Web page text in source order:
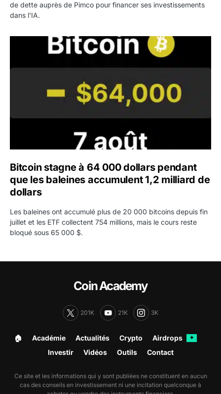
de dette auprès de Pimco pour financer ses investissements
dans l'IA.
Bitcoin stagne à 64 000 dollars pendant que les
Bitcoin stagne à 64 000 dollars pendant
que les baleines accumulent 1,2 milliard de
dollars
Les baleines ont accumulé plus de 20 000 bitcoins depuis fin
juillet et les ETF collectent 754 millions, mais le cours reste
bloqué sous 65 000 $.
Coin Academy
201K 21K 3K
🏠︎ Académie Actualités Crypto Airdrops ✦
Investir Vidéos Outils Contact
Ce site et les informations qui y sont publiées ne constituent en aucun
cas des conseils en investissement ni une incitation quelconque à